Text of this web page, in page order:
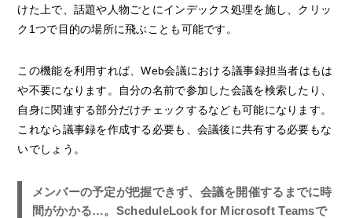
けた上で、話題や人物ごとにインデックス処理を施し、クリッ
ク1つで目的の場所に飛ぶことも可能です。
この機能を利用すれば、Web会議における議事録担当者はもは
や不要になります。自分の名前で参加した会議を検索したり、
自身に関連する部分だけチェックするなども可能になります。
これなら議事録を作成する必要も、会議後に共有する必要もな
いでしょう。
メンバーの予定が把握できず、会議を開催するまでに時
間がかかる…。ScheduleLook for Microsoft Teamsで